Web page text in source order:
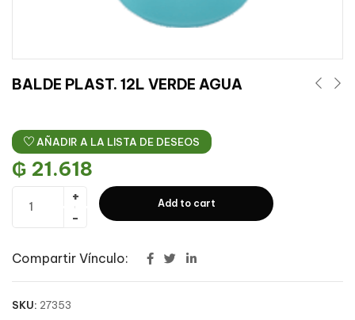
BALDE PLAST. 12L VERDE AGUA
AÑADIR A LA LISTA DE DESEOS
₲ 21.618
Add to cart
Compartir Vínculo:
SKU: 27353